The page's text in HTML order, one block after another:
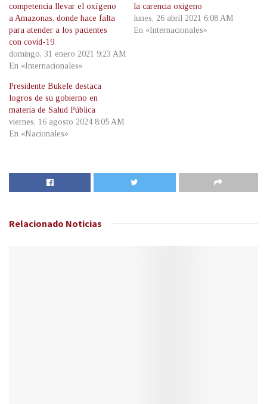
competencia llevar el oxígeno
a Amazonas, donde hace falta
para atender a los pacientes
con covid-19
domingo, 31 enero 2021 9:23 AM
En «Internacionales»
la carencia oxigeno
lunes, 26 abril 2021 6:08 AM
En «Internacionales»
Presidente Bukele destaca
logros de su gobierno en
materia de Salud Pública
viernes, 16 agosto 2024 8:05 AM
En «Nacionales»
Relacionado Noticias